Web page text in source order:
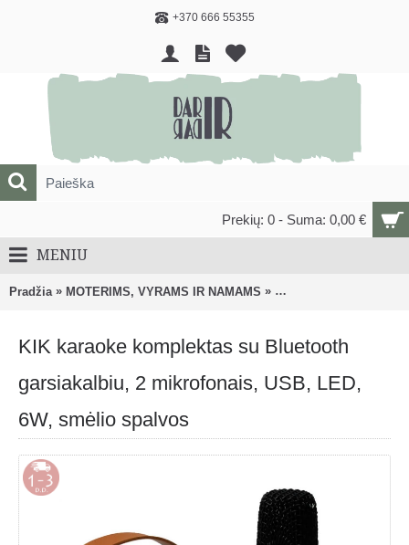
+370 666 55355
Prekių: 0 - Suma: 0,00 €
MENIU
Pradžia » MOTERIMS, VYRAMS IR NAMAMS » LAISVALAIKIUI,
KIK karaoke komplektas su Bluetooth
garsiakalbiu, 2 mikrofonais, USB, LED,
6W, smėlio spalvos